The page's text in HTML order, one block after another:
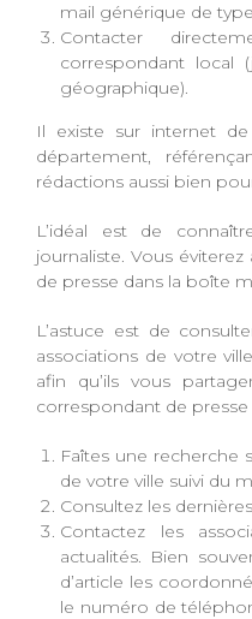
mail générique de
Contacter
correspondant local
géographique).
Il existe sur internet
département,
rédactions aussi bien
L’idéal est de
journaliste. Vous
de presse dans la boîte
L’astuce est de
associations de votre
afin qu’ils vous
correspondant de presse
Faîtes une recherche
de votre ville suivi du
Consultez les
Contactez les
actualités. Bien
d’article les
le numéro de